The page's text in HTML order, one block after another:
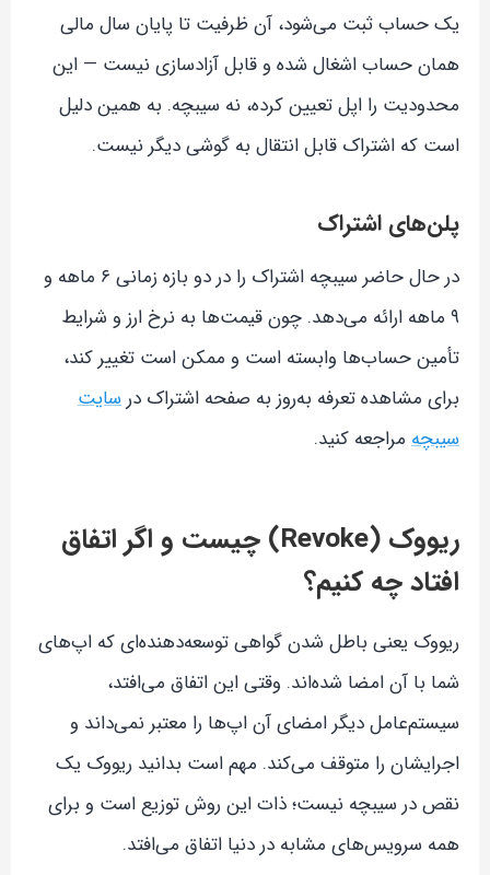
یک حساب ثبت می‌شود، آن ظرفیت تا پایان سال مالی
همان حساب اشغال شده و قابل آزادسازی نیست — این
محدودیت را اپل تعیین کرده، نه سیبچه. به همین دلیل
است که اشتراک قابل انتقال به گوشی دیگر نیست.
پلن‌های اشتراک
در حال حاضر سیبچه اشتراک را در دو بازه زمانی ۶ ماهه و
۹ ماهه ارائه می‌دهد. چون قیمت‌ها به نرخ ارز و شرایط
تأمین حساب‌ها وابسته است و ممکن است تغییر کند،
برای مشاهده تعرفه به‌روز به صفحه اشتراک درسایت
سیبچه مراجعه کنید.
ریووک (Revoke) چیست و اگر اتفاق
افتاد چه کنیم؟
ریووک یعنی باطل شدن گواهی توسعه‌دهنده‌ای که اپ‌های
شما با آن امضا شده‌اند. وقتی این اتفاق می‌افتد،
سیستم‌عامل دیگر امضای آن اپ‌ها را معتبر نمی‌داند و
اجرایشان را متوقف می‌کند. مهم است بدانید ریووک یک
نقص در سیبچه نیست؛ ذات این روش توزیع است و برای
همه سرویس‌های مشابه در دنیا اتفاق می‌افتد.